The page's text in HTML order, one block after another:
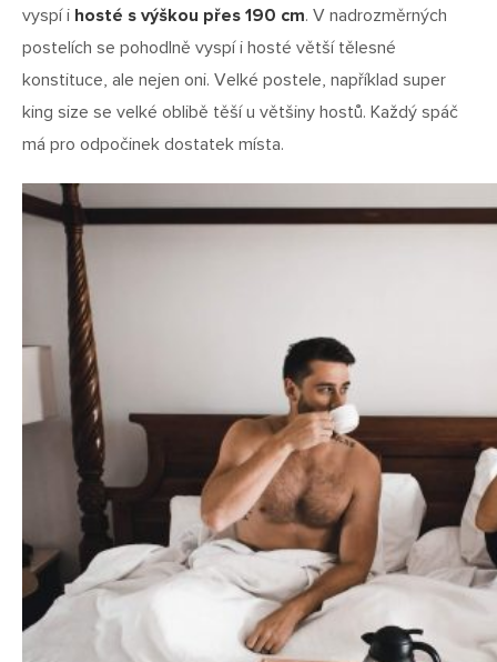
vyspí i hosté s výškou přes 190 cm. V nadrozměrných
postelích se pohodlně vyspí i hosté větší tělesné
konstituce, ale nejen oni. Velké postele, například super
king size se velké oblibě těší u většiny hostů. Každý spáč
má pro odpočinek dostatek místa.